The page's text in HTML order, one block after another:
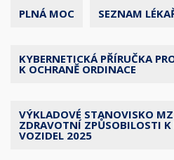
PLNÁ MOC SEZNAM
KYBERNETICKÁ PŘÍRUČKA
K OCHRANĚ ORDINACE
VÝKLADOVÉ STANOVISKO
ZDRAVOTNÍ ZPŮSOBILOSTI
VOZIDEL 2025